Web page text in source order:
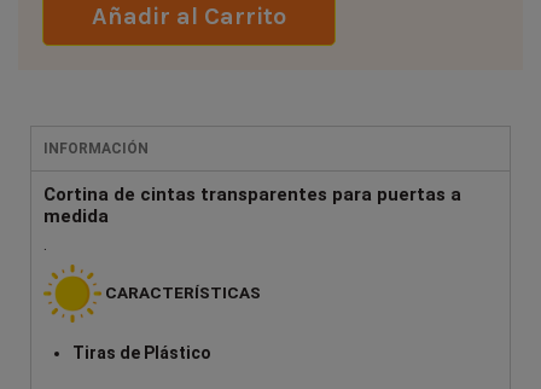
Añadir al Carrito
INFORMACIÓN
Cortina de cintas transparentes para puertas a
medida
CARACTERÍSTICAS
Tiras de Plástico